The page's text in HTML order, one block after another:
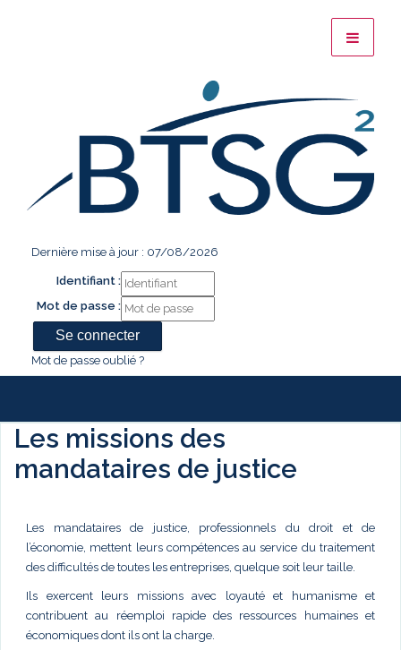
Dernière mise à jour : 07/08/2026
Identifiant :
Mot de passe :
Mot de passe oublié ?
Les missions des
mandataires de justice
Les mandataires de justice, professionnels du droit et de
l’économie, mettent leurs compétences au service du traitement
des difficultés de toutes les entreprises, quelque soit leur taille.
Ils exercent leurs missions avec loyauté et humanisme et
contribuent au réemploi rapide des ressources humaines et
économiques dont ils ont la charge.